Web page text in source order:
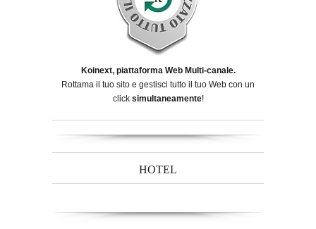
Koinext, piattaforma Web Multi-canale.
Rottama il tuo sito e gestisci tutto il tuo Web con un
click simultaneamente!
HOTEL